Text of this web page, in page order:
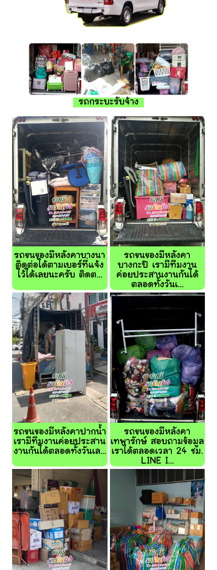
รถกระบะรับจ้าง
รถขนของมีหลังคาบางนา
ติดต่อได้ตามเบอร์ที่แจ้ง
ไว้ได้เลยนะครับ ติดต...
รถขนของมีหลังคา
บางกะปิ เรามีทีมงาน
ค่อยประสานงานกันได้
ตลอดทั้งวันเ...
รถขนของมีหลังคาปากน้ำ
เรามีทีมงานค่อยประสาน
งานกันได้ตลอดทั้งวันเล...
รถขนของมีหลังคา
เทพารักษ์ สอบถามข้อมูล
เราได้ตลอดเวลา 24 ชม.
LINE I...